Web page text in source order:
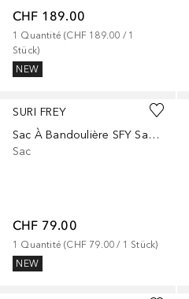
CHF 189.00
1 Quantité (CHF 189.00 / 1
Stück)
NEW
SURI FREY
Sac À Bandoulière SFY Sandey
Sac
CHF 79.00
1 Quantité (CHF 79.00 / 1 Stück)
NEW